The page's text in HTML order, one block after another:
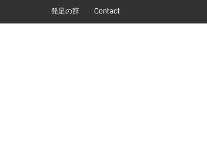
発足の辞 Contact